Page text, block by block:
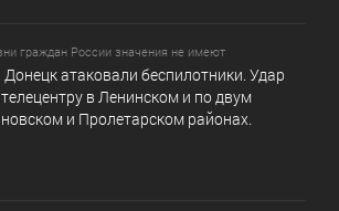
граждан России значения не имеют
атаковали беспилотники. Удар
в Ленинском и по двум
и Пролетарском районах.